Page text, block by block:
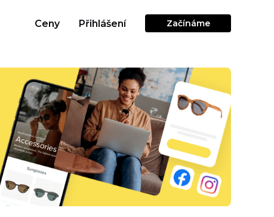
Ceny Přihlášení Začínáme